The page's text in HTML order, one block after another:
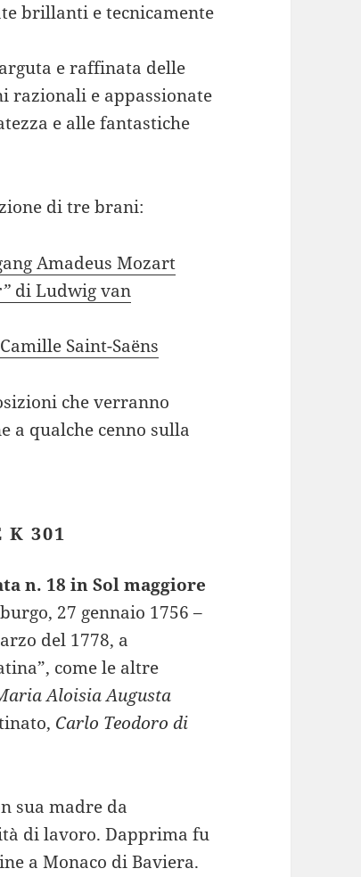
brillanti e tecnicamente
e raffinata delle
razionali e appassionate
e alle fantastiche
di tre brani:
Amadeus Mozart
di Ludwig van
Saint-Saëns
che verranno
a qualche cenno sulla
K 301
n. 18 in Sol maggiore
27 gennaio 1756 –
del 1778, a
come le altre
Aloisia Augusta
Carlo Teodoro di
sua madre da
di lavoro. Dapprima fu
a Monaco di Baviera.